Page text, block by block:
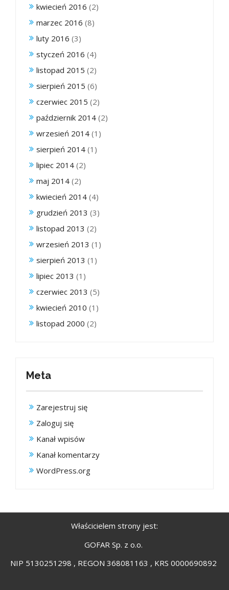
kwiecień 2016 (2)
marzec 2016 (8)
luty 2016 (3)
styczeń 2016 (4)
listopad 2015 (2)
sierpień 2015 (6)
czerwiec 2015 (2)
październik 2014 (2)
wrzesień 2014 (1)
sierpień 2014 (1)
lipiec 2014 (2)
maj 2014 (2)
kwiecień 2014 (4)
grudzień 2013 (3)
listopad 2013 (2)
wrzesień 2013 (1)
sierpień 2013 (1)
lipiec 2013 (1)
czerwiec 2013 (5)
kwiecień 2010 (1)
listopad 2000 (2)
Meta
Zarejestruj się
Zaloguj się
Kanał wpisów
Kanał komentarzy
WordPress.org
Właścicielem strony jest:
GOFAR Sp. z o.o.
NIP 5130251298 , REGON 368081163 , KRS 0000690892